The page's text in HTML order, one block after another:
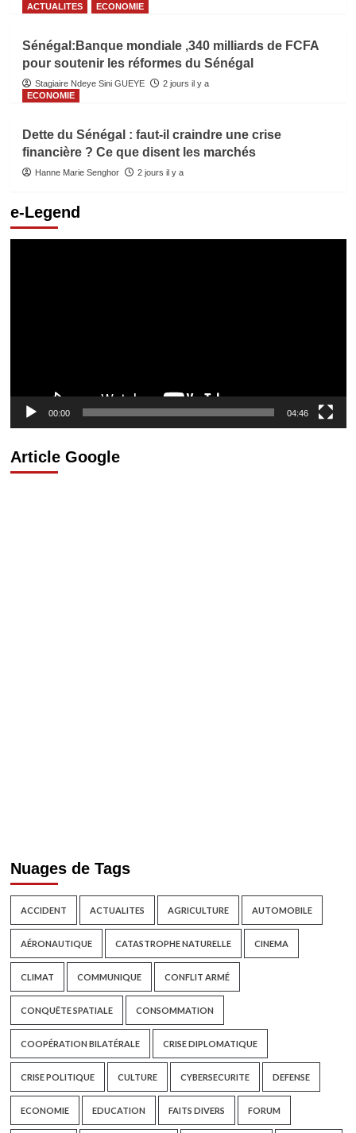
ACTUALITES ECONOMIE
Sénégal:Banque mondiale ,340 milliards de FCFA
pour soutenir les réformes du Sénégal
Stagiaire Ndeye Sini GUEYE
2 jours il y a
ECONOMIE
Dette du Sénégal : faut-il craindre une crise
financière ? Ce que disent les marchés
Hanne Marie Senghor 2 jours il y a
e-Legend
00:00 04:46
Article Google
Nuages de Tags
ACCIDENT ACTUALITES AGRICULTURE AUTOMOBILE
AÉRONAUTIQUE CATASTROPHE NATURELLE CINEMA
CLIMAT COMMUNIQUE CONFLIT ARMÉ
CONQUÊTE SPATIALE CONSOMMATION
COOPÉRATION BILATÉRALE CRISE DIPLOMATIQUE
CRISE POLITIQUE CULTURE CYBERSECURITE DEFENSE
ECONOMIE EDUCATION FAITS DIVERS FORUM